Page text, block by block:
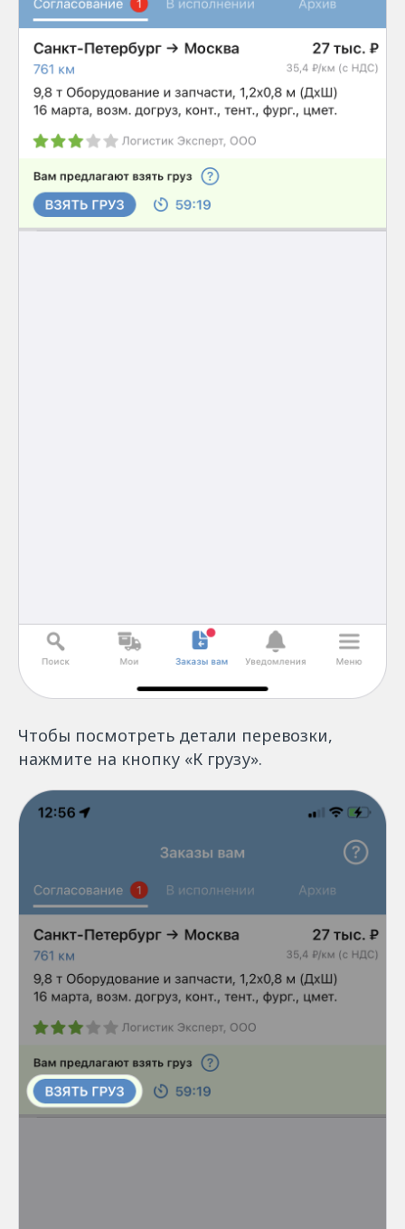
Чтобы посмотреть детали перевозки,
нажмите на кнопку «К грузу».